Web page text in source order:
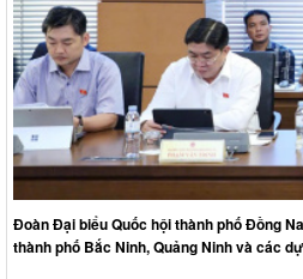
Đoàn Đại biểu Quốc hội thành phố Đồng
thành phố Bắc Ninh, Quảng Ninh và các